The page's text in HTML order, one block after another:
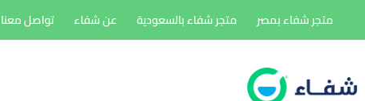
إلى
متجر شفاء بمصر متجر شفاء بالسعودية عن شفاء تواصل معنا